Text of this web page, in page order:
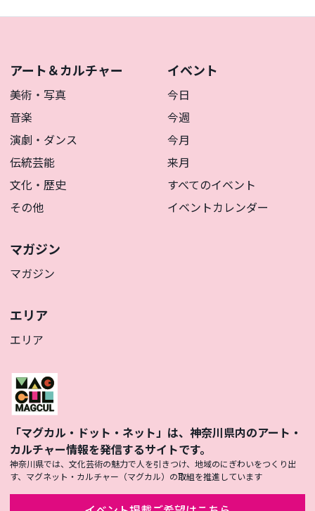
アート＆カルチャー
美術・写真
音楽
演劇・ダンス
伝統芸能
文化・歴史
その他
イベント
今日
今週
今月
来月
すべてのイベント
イベントカレンダー
マガジン
マガジン
エリア
エリア
「マグカル・ドット・ネット」は、神奈川県内のアート・
カルチャー情報を発信するサイトです。
神奈川県では、文化芸術の魅力で人を引きつけ、地域のにぎわいをつくり出
す、マグネット・カルチャー（マグカル）の取組を推進しています